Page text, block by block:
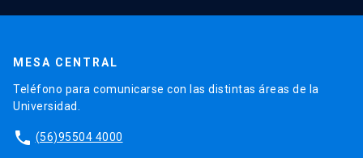
MESA CENTRAL
Teléfono para comunicarse con las distintas áreas de la
Universidad.
phone (56)95504 4000